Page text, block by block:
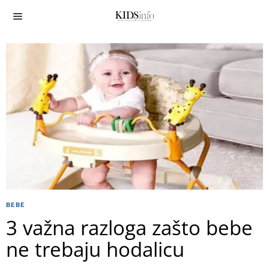
BEBE
3 važna razloga zašto bebe
ne trebaju hodalicu